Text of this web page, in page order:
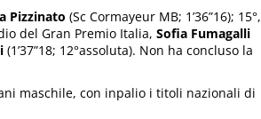
Pizzinato (Sc Cormayeur MB; 1’36”16); 15°,
del Gran Premio Italia, Sofia Fumagalli
(1’37”18; 12°assoluta). Non ha concluso la
maschile, con inpalio i titoli nazionali di